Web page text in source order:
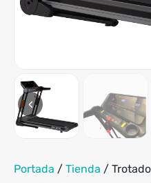
‹
Portada / Tienda /